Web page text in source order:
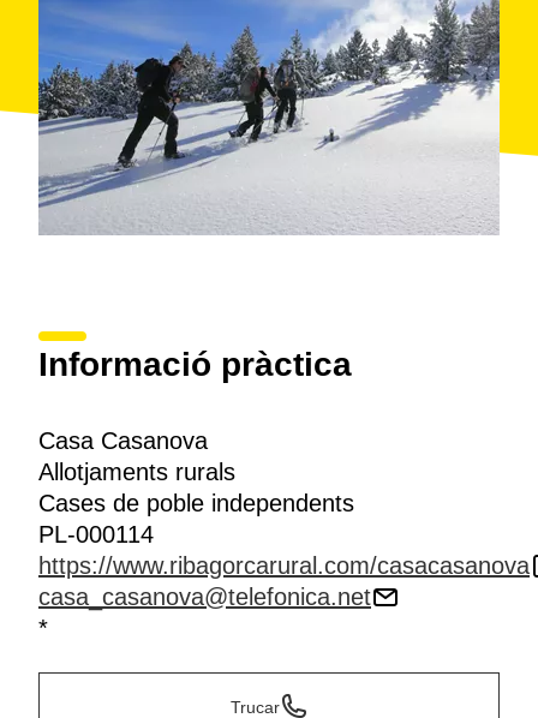
Informació pràctica
Casa Casanova
Allotjaments rurals
Cases de poble independents
PL-000114
https://www.ribagorcarural.com/casacasanova
casa_casanova@telefonica.net
*
Trucar